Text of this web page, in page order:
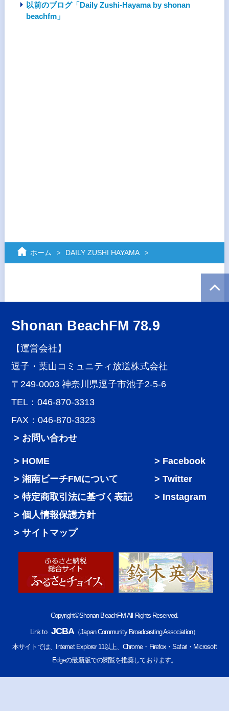
以前のブログ「Daily Zushi-Hayama by shonan
beachfm」
ホーム DAILY ZUSHI HAYAMA
Shonan BeachFM 78.9
【運営会社】
逗子・葉山コミュニティ放送株式会社
〒249-0003 神奈川県逗子市池子2-5-6
TEL：046-870-3313
FAX：046-870-3323
> お問い合わせ
HOME
湘南ビーチFMについて
特定商取引法に基づく表記
個人情報保護方針
サイトマップ
Facebook
Twitter
Instagram
Copyright©Shonan BeachFM All Rights Reserved.
Link to JCBA（Japan Community Broadcasting Association）
本サイトでは、Internet Explorer 11以上、Chrome・Firefox・Safari・Microsoft
Edgeの最新版での閲覧を推奨しております。